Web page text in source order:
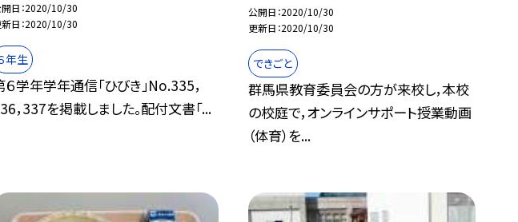
日 2020/10/30
日 2020/10/30
年生
６学年学年通信「ひびき」No.335，
，337を掲載しました。配付文書「...
公開日 2020/10/30
更新日 2020/10/30
できごと
群馬県教育委員会の方が来校し，本校
の校庭で，オンラインサポート授業動画
（体育）を...